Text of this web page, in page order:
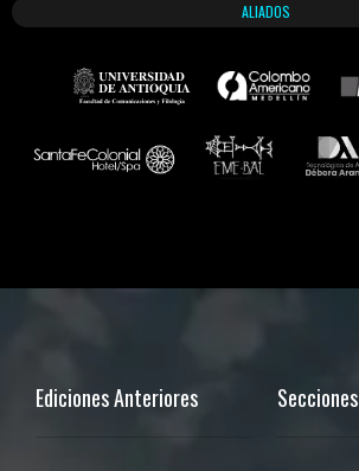
ALIADOS
Ediciones Anteriores Secciones